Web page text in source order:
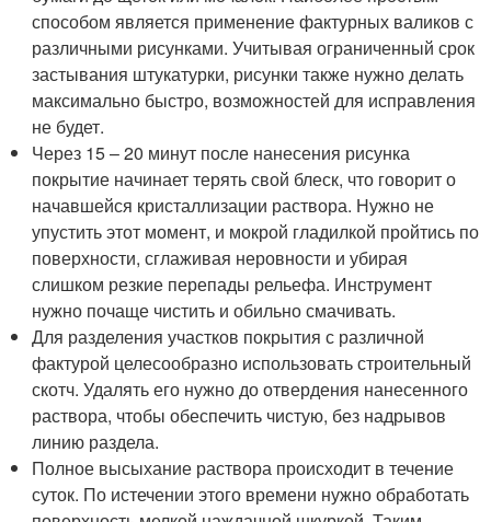
способом является применение фактурных валиков с
различными рисунками. Учитывая ограниченный срок
застывания штукатурки, рисунки также нужно делать
максимально быстро, возможностей для исправления
не будет.
Через 15 – 20 минут после нанесения рисунка
покрытие начинает терять свой блеск, что говорит о
начавшейся кристаллизации раствора. Нужно не
упустить этот момент, и мокрой гладилкой пройтись по
поверхности, сглаживая неровности и убирая
слишком резкие перепады рельефа. Инструмент
нужно почаще чистить и обильно смачивать.
Для разделения участков покрытия с различной
фактурой целесообразно использовать строительный
скотч. Удалять его нужно до отвердения нанесенного
раствора, чтобы обеспечить чистую, без надрывов
линию раздела.
Полное высыхание раствора происходит в течение
суток. По истечении этого времени нужно обработать